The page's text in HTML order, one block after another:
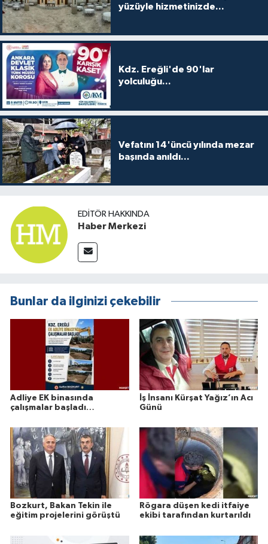
yüzüyle hizmetinizde...
Kdz. Ereğli'de 90'lar
yolculuğu...
Vefatını 14'üncü yılında mezar
başında anıldı...
EDITÖR HAKKINDA
Haber Merkezi
Bunlar da ilginizi çekebilir
Adliye EK binasında
çalışmalar başladı…
İş İnsanı Kürşat Yağız’ın Acı
Günü
Bozkurt, Bakan Tekin ile
eğitim projelerini görüştü
Rögara düşen kedi itfaiye
ekibi tarafından kurtarıldı